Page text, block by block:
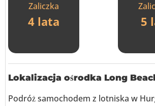
Zaliczka
4 lata 5
Lokalizacja ośrodka Long
Podróż samochodem z lotniska w